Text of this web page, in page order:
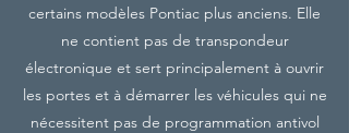
certains modèles Pontiac plus anciens. Elle
ne contient pas de transpondeur
électronique et sert principalement à ouvrir
les portes et à démarrer les véhicules qui ne
nécessitent pas de programmation antivol